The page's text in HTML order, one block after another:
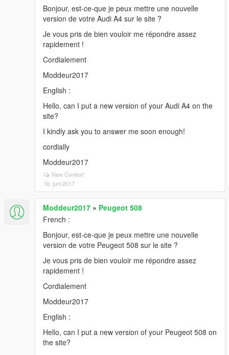
Bonjour, est-ce-que je peux mettre une nouvelle
version de votre Audi A4 sur le site ?
Je vous pris de bien vouloir me répondre assez
rapidement !
Cordialement
Moddeur2017
English :
Hello, can I put a new version of your Audi A4 on the
site?
I kindly ask you to answer me soon enough!
cordially
Moddeur2017
View Context
16. juni 2017
Moddeur2017 » Peugeot 508
French :
Bonjour, est-ce-que je peux mettre une nouvelle
version de votre Peugeot 508 sur le site ?
Je vous pris de bien vouloir me répondre assez
rapidement !
Cordialement
Moddeur2017
English :
Hello, can I put a new version of your Peugeot 508 on
the site?